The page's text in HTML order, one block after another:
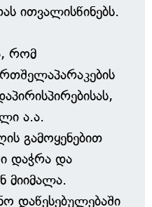
ითვალისწინებს.
რომ
ა.ა.
გამოყენებით
დაჭრა და
მიიმალა.
დაწესებულებაში